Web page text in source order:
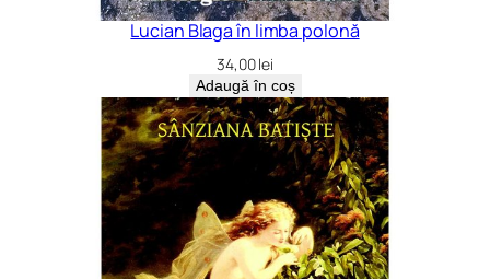
Lucian Blaga în limba polonă
34,00lei
Adaugă în coș